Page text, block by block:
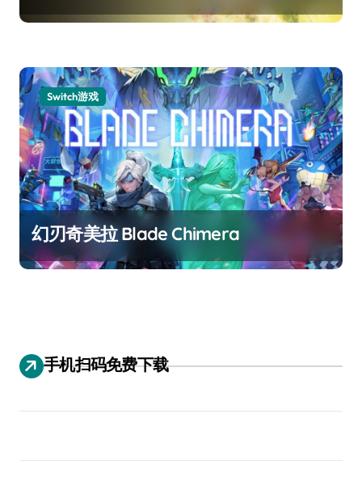
Switch游戏
幻刃奇美拉 Blade Chimera
手机扫码免费下载